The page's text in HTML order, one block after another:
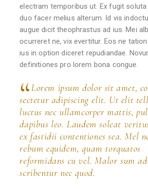
electram temporibus ut. Ex fugit soluta
duo facer melius alterum. Id vis
augue dicit theophrastus ad ius. Mei
ocurreret ne, vix evertitur. Eos ne
ius in option diceret repudiandae.
definitiones pro lorem bona congue.
Lorem ipsum dolor sit amet,
sectetur adipiscing elit. Ut elit
luctus nec ullamcorper mattis,
dapibus leo. Laudem soleat
ex fastidii contentiones sea. Mel
rebum equidem, quam torquatos
reformidans cu vel. Malor sum
scribentur nec quod.